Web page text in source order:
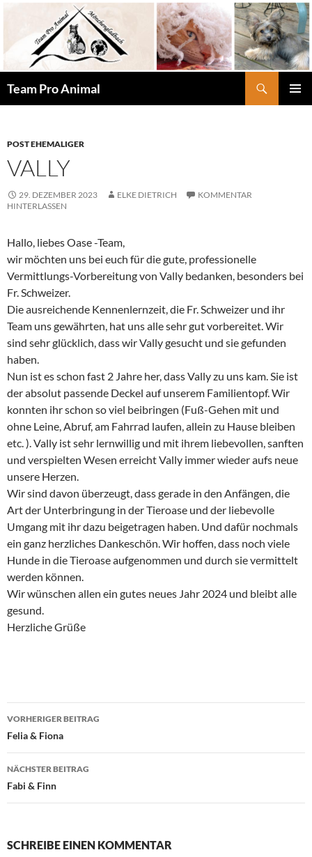
springen
Team Pro Animal
POST EHEMALIGER
VALLY
29. DEZEMBER 2023 ELKE DIETRICH
KOMMENTAR
HINTERLASSEN
Hallo, liebes Oase -Team,
wir möchten uns bei euch für die gute, professionelle
Vermittlungs-Vorbereitung von Vally bedanken, besonders bei
Fr. Schweizer.
Die ausreichende Kennenlernzeit, die Fr. Schweizer und ihr
Team uns gewährten, hat uns alle sehr gut vorbereitet. Wir
sind sehr glücklich, dass wir Vally gesucht und sie gefunden
haben.
Nun ist es schon fast 2 Jahre her, dass Vally zu uns kam. Sie ist
der absolut passende Deckel auf unserem Familientopf. Wir
konnten ihr schon so viel beibringen (Fuß-Gehen mit und
ohne Leine, Abruf, am Fahrrad laufen, allein zu Hause bleiben
etc. ). Vally ist sehr lernwillig und mit ihrem liebevollen, sanften
und verspielten Wesen erreicht Vally immer wieder aufs neue
unsere Herzen.
Wir sind davon überzeugt, dass gerade in den Anfängen, die
Art der Unterbringung in der Tieroase und der liebevolle
Umgang mit ihr dazu beigetragen haben. Und dafür nochmals
ein ganz herzliches Dankeschön. Wir hoffen, dass noch viele
Hunde in die Tieroase aufgenommen und durch sie vermittelt
werden können.
Wir wünschen allen ein gutes neues Jahr 2024 und bleibt alle
gesund.
Herzliche Grüße
Beitragsnavigation
VORHERIGER BEITRAG
Felia & Fiona
NÄCHSTER BEITRAG
Fabi & Finn
SCHREIBE EINEN KOMMENTAR